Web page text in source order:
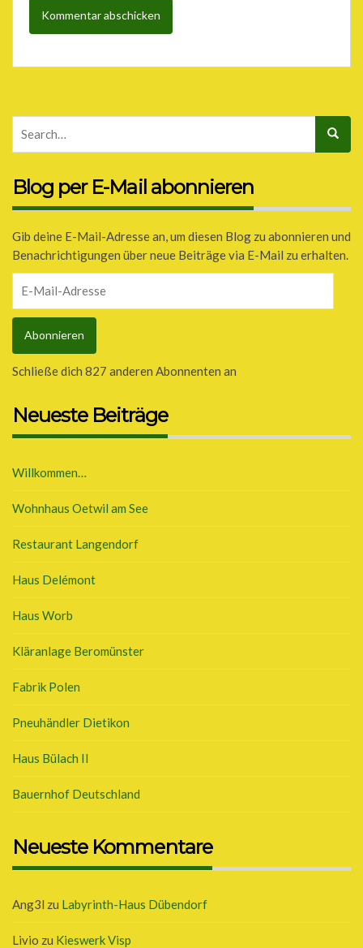
Blog per E-Mail abonnieren
Gib deine E-Mail-Adresse an, um diesen Blog zu abonnieren und
Benachrichtigungen über neue Beiträge via E-Mail zu erhalten.
Mail-
Adresse
Abonnieren
Schließe dich 827 anderen Abonnenten an
Neueste Beiträge
Willkommen…
Wohnhaus Oetwil am See
Restaurant Langendorf
Haus Delémont
Haus Worb
Kläranlage Beromünster
Fabrik Polen
Pneuhändler Dietikon
Haus Bülach II
Bauernhof Deutschland
Neueste Kommentare
Ang3l zu Labyrinth-Haus Dübendorf
Livio zu Kieswerk Visp